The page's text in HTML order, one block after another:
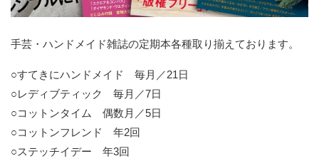
手芸・ハンドメイド雑誌の定期本各種取り揃えております。
○すてきにハンドメイド 毎月／21日
○レディブティック 毎月／7日
○コットンタイム 偶数月／5日
○コットンフレンド 年2回
○ステッチイデー 年3回